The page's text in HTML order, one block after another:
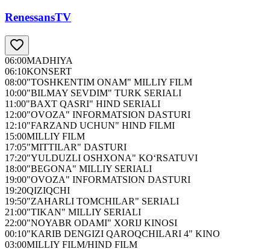
RenessansTV
06:00MADHIYA
06:10KONSERT
08:00"TOSHKENTIM ONAM" MILLIY FILM
10:00"BILMAY SEVDIM" TURK SERIALI
11:00"BAXT QASRI" HIND SERIALI
12:00"OVOZA" INFORMATSION DASTURI
12:10"FARZAND UCHUN" HIND FILMI
15:00MILLIY FILM
17:05"MITTILAR" DASTURI
17:20"YULDUZLI OSHXONA" KO‘RSATUVI
18:00"BEGONA" MILLIY SERIALI
19:00"OVOZA" INFORMATSION DASTURI
19:20QIZIQCHI
19:50"ZAHARLI TOMCHILAR" SERIALI
21:00"TIKAN" MILLIY SERIALI
22:00"NOYABR ODAMI" XORIJ KINOSI
00:10"KARIB DENGIZI QAROQCHILARI 4" KINO
03:00MILLIY FILM/HIND FILM